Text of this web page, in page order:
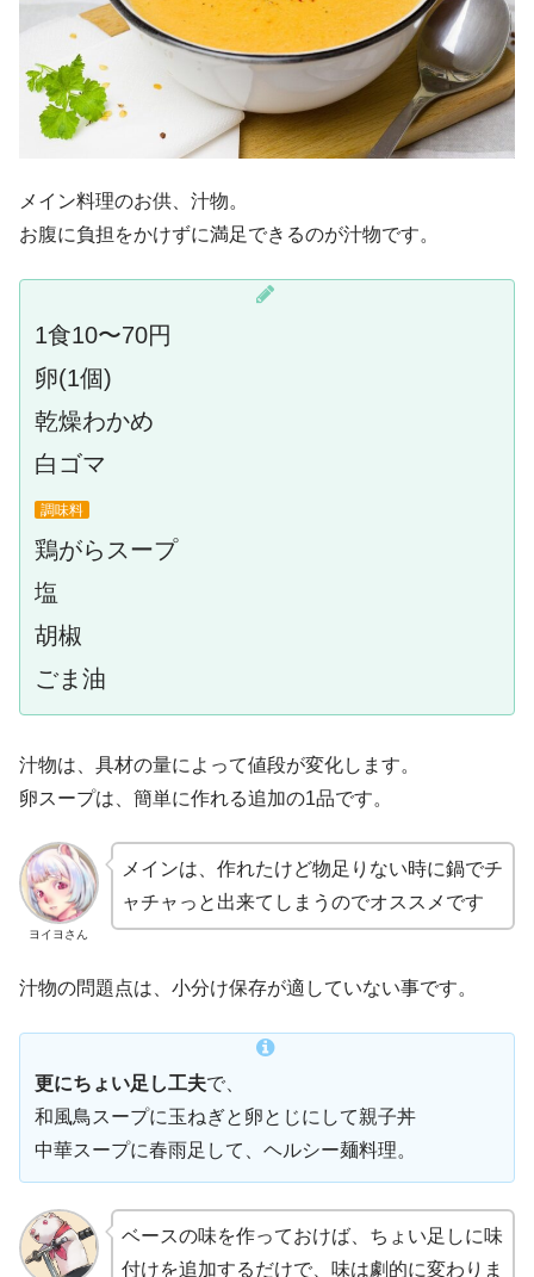
メイン料理のお供、汁物。
お腹に負担をかけずに満足できるのが汁物です。
1食10〜70円
卵(1個)
乾燥わかめ
白ゴマ
調味料
鶏がらスープ
塩
胡椒
ごま油
汁物は、具材の量によって値段が変化します。
卵スープは、簡単に作れる追加の1品です。
ヨイヨさん
メインは、作れたけど物足りない時に鍋でチ
ャチャっと出来てしまうのでオススメです
汁物の問題点は、小分け保存が適していない事です。
更にちょい足し工夫で、
和風鳥スープに玉ねぎと卵とじにして親子丼
中華スープに春雨足して、ヘルシー麺料理。
ベースの味を作っておけば、ちょい足しに味
付けを追加するだけで、味は劇的に変わりま